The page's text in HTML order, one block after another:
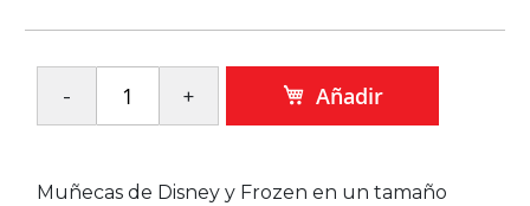
Añadir
Muñecas de Disney y Frozen en un tamaño